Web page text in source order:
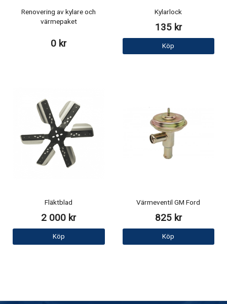
Renovering av kylare och
värmepaket
0 kr
Kylarlock
135 kr
Köp
Fläktblad
2 000 kr
Köp
Värmeventil GM Ford
825 kr
Köp